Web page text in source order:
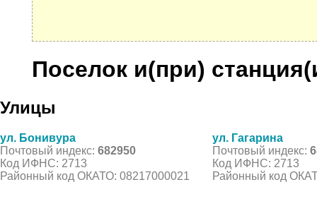
Поселок и(при)
Улицы
ул. Бонивура
Почтовый индекс: 682950
Код ИФНС: 2713
Районный код ОКАТО: 08217000021
ул. Гагарина
Почтовый индекс:
Код ИФНС: 2713
Районный код